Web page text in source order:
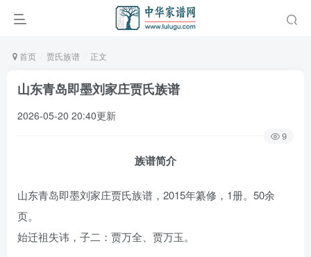
首页 贾氏族谱 正文
山东青岛即墨刘家庄贾氏族谱
2026-05-20 20:40更新
9
族谱简介
山东青岛即墨刘家庄贾氏族谱，2015年纂修，1册。50余
页。
始迁祖失讳，子二：贾万全、贾万玉。